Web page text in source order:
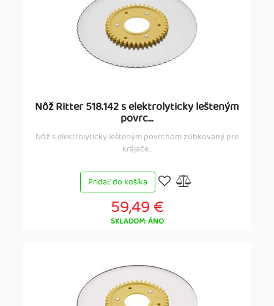
Nôž Ritter 518.142 s elektrolyticky lešteným
povrc...
Nôž s elektrolyticky lešteným povrchom zúbkovaný pre
krájače...
Pridať do košíka
59,49 €
SKLADOM: ÁNO